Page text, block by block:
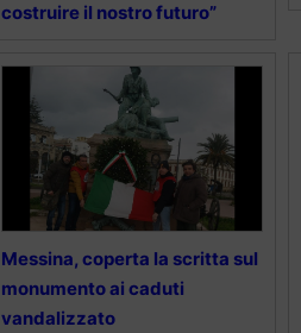
costruire il nostro futuro”
Messina, coperta la scritta sul
monumento ai caduti
vandalizzato